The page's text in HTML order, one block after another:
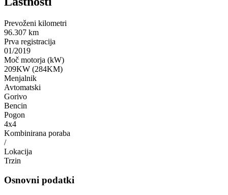
Prevoženi kilometri
96.307 km
Prva registracija
01/2019
Moč motorja (kW)
209KW (284KM)
Menjalnik
Avtomatski
Gorivo
Bencin
Pogon
4x4
Kombinirana poraba
/
Lokacija
Trzin
Osnovni podatki